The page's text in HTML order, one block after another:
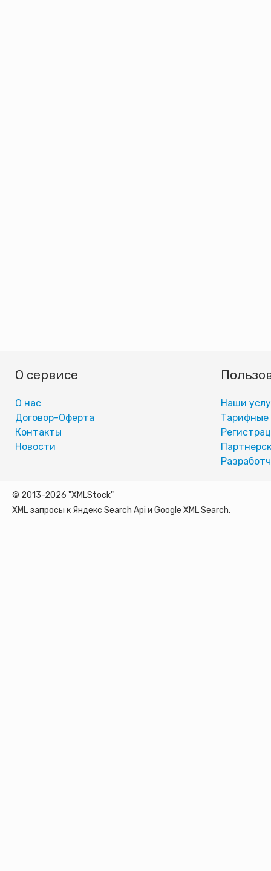
О сервисе
О нас
Договор-Оферта
Контакты
Новости
Наши
Тарифные
© 2013-2026 "XMLStock"
XML запросы к Яндекс Search Api и Google XML Search.